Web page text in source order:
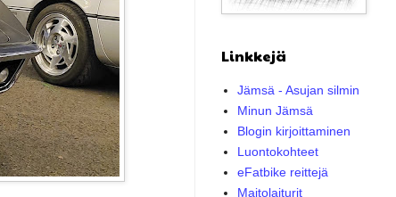
Linkkejä
Jämsä - Asujan silmin
Minun Jämsä
Blogin kirjoittaminen
Luontokohteet
eFatbike reittejä
Maitolaiturit